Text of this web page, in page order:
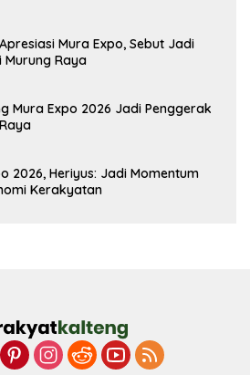
Mura Expo, Sebut Jadi
Murung Raya
Mura Expo 2026 Jadi Penggerak
2026, Heriyus: Jadi Momentum
Kerakyatan